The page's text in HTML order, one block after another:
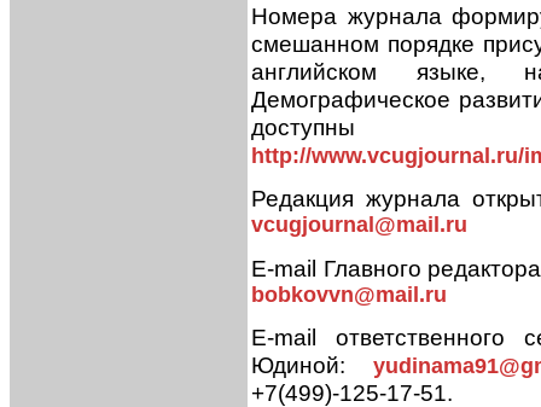
Номера журнала
смешанном порядке
английском
Демографическое
доступны
http://www.vcugjournal.ru/
Редакция журнала
vcugjournal@mail.ru
E-mail Главного
bobkovvn@mail.ru
E-mail ответственного
Юдиной:
+7(499)-125-17-51.